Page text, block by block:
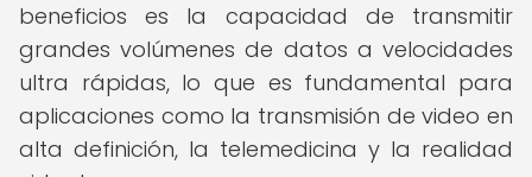
beneficios es la capacidad de transmitir
grandes volúmenes de datos a velocidades
ultra rápidas, lo que es fundamental para
aplicaciones como la transmisión de video en
alta definición, la telemedicina y la realidad